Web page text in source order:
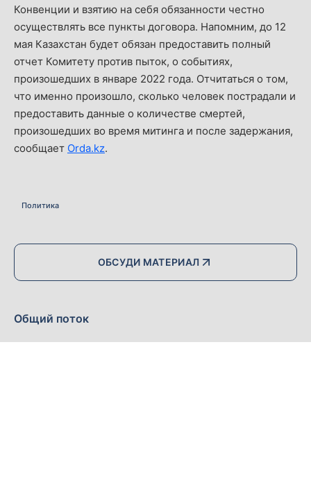
Конвенции и взятию на себя обязанности честно
осуществлять все пункты договора. Напомним, до 12
мая Казахстан будет обязан предоставить полный
отчет Комитету против пыток, о событиях,
произошедших в январе 2022 года. Отчитаться о том,
что именно произошло, сколько человек пострадали и
предоставить данные о количестве смертей,
произошедших во время митинга и после задержания,
сообщает Orda.kz.
Политика
ОБСУДИ МАТЕРИАЛ
Общий поток